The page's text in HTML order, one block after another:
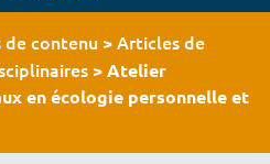
de contenu >Articles de
>Atelier
en écologie personnelle et